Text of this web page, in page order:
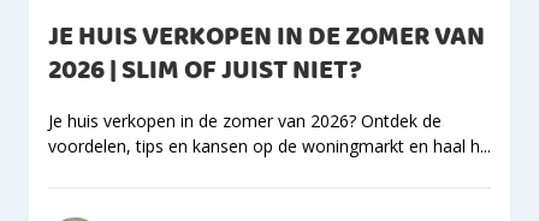
JE HUIS VERKOPEN IN DE ZOMER VAN
2026 | SLIM OF JUIST NIET?
Je huis verkopen in de zomer van 2026? Ontdek de
voordelen, tips en kansen op de woningmarkt en haal h...